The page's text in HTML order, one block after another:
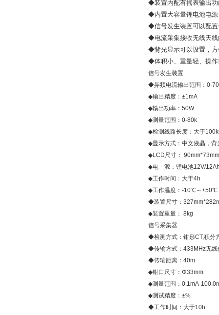
◆装置内配有摇表输出功
◆内置大容量锂电池电源
◆信号发生装置可以配置
◆电流采集接收无线天
◆背光显示可以设置，方
◆体积小、重量轻、操
信号发生装置
◆异频电流输出范围：0-
◆输出精度：±1mA
◆输出功率：50W
◆测量范围：0-80k
◆检测线路长度：大于
◆显示方式：中文液晶，背
◆LCD尺寸： 90mm*73mm
◆电 源：锂电池12V/
◆工作时间：大于4h
◆工作温度：-10℃～+50℃
◆装置尺寸：
◆装置重量： 8kg
信号采集器
◆检测方式：钳形CT,积分
◆传输方式：433MHz无线
◆传输距离：40m
◆钳口尺寸：Φ33mm
◆测量范围：0.1mA-
◆测试精度：±%
◆工作时间：大于10h